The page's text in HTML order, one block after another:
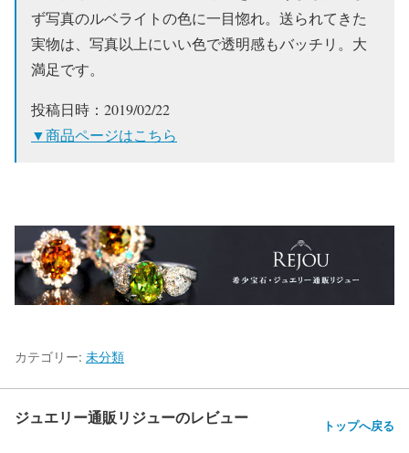
ず写真のルベライトの色に一目惚れ。送られてきた
実物は、写真以上にいい色で透明感もバッチリ。大
満足です。
投稿日時：2019/02/22
▼商品ページはこちら
カテゴリー: 未分類
ジュエリー通販リジューのレビュー トップへ戻る